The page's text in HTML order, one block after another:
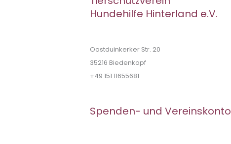
Hundehilfe Hinterland e.V.
Oostduinkerker Str. 20
35216 Biedenkopf
+49 151 11655681
Spenden- und Vereinskonto